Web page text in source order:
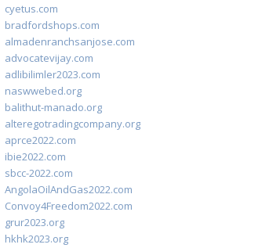
cyetus.com
bradfordshops.com
almadenranchsanjose.com
advocatevijay.com
adlibilimler2023.com
naswwebed.org
balithut-manado.org
alteregotradingcompany.org
aprce2022.com
ibie2022.com
sbcc-2022.com
AngolaOilAndGas2022.com
Convoy4Freedom2022.com
grur2023.org
hkhk2023.org